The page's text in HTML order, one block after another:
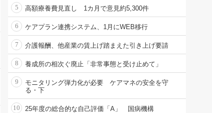
5 高額療養費見直し 1カ月で意見約5,300件
6 ケアプラン連携システム、1月にWEB移行
7 介護報酬、他産業の賃上げ踏まえた引き上げ要請
8 養成所の相次ぐ廃止「非常事態と受け止めて」
9
モニタリング弾力化が必要 ケアマネの安全を守
る・下
10 25年度の総合的な自己評価「A」 国病機構